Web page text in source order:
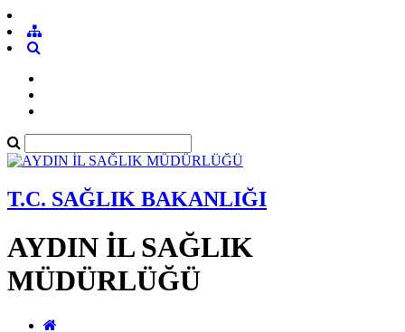
T.C. SAĞLIK BAKANLIĞI
AYDIN İL SAĞLIK
MÜDÜRLÜĞÜ